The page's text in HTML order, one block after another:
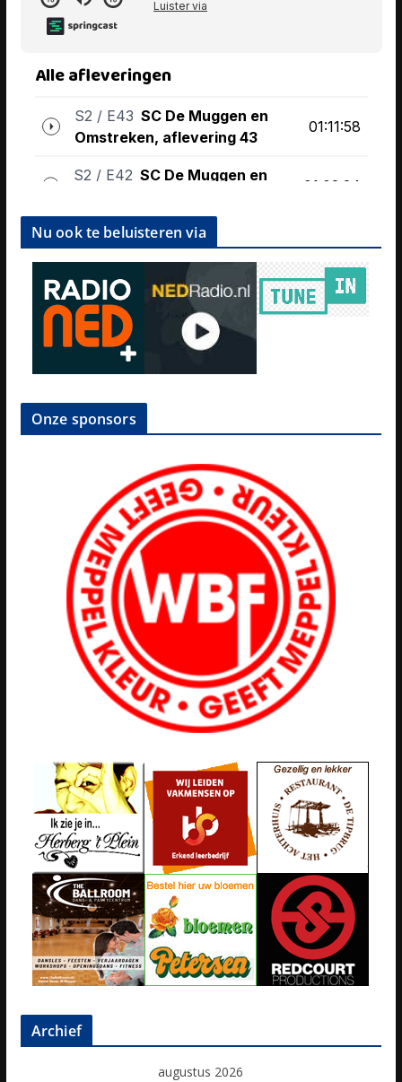
Nu ook te beluisteren via
Onze sponsors
Archief
augustus 2026